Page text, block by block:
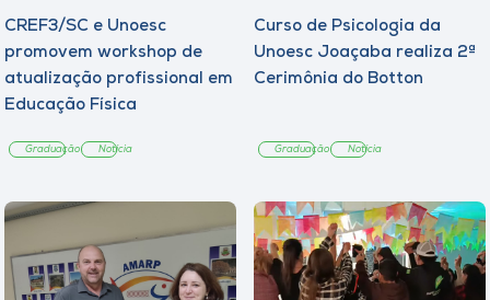
CREF3/SC e Unoesc
promovem workshop de
atualização profissional em
Educação Física
Graduação Notícia
Curso de Psicologia da
Unoesc Joaçaba realiza 2ª
Cerimônia do Botton
Graduação Notícia